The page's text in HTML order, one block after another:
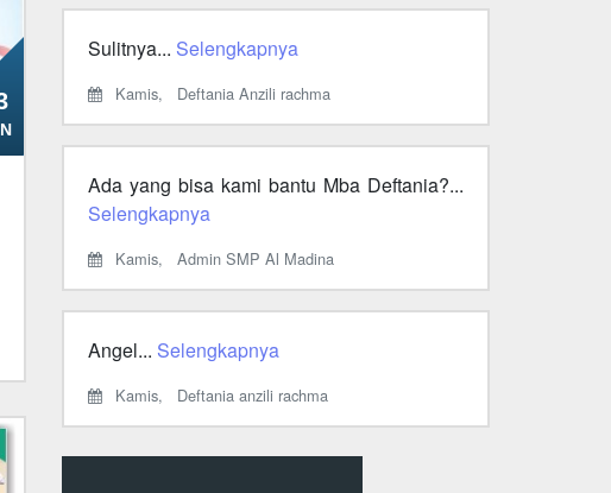
Sulitnya... Selengkapnya
Kamis, Deftania Anzili rachma
Ada yang bisa kami bantu Mba Deftania?...
Selengkapnya
Kamis, Admin SMP Al Madina
Angel... Selengkapnya
Kamis, Deftania anzili rachma